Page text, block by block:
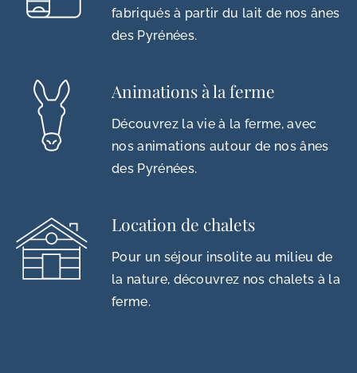
fabriqués à partir du lait de nos ânes
des Pyrénées.
Animations à la ferme
Découvrez la vie à la ferme, avec
nos animations autour de nos ânes
des Pyrénées.
Location de chalets
Pour un séjour insolite au milieu de
la nature, découvrez nos chalets à la
ferme.